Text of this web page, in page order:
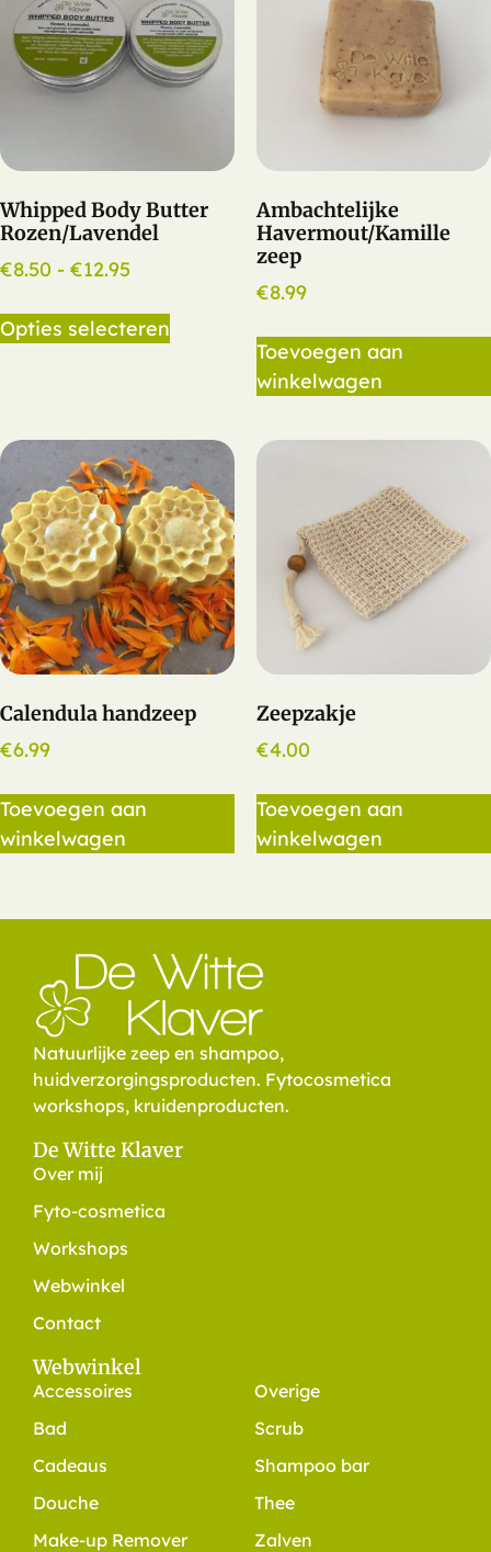
Whipped Body Butter
Rozen/Lavendel
€8.50 - €12.95
Opties selecteren
Ambachtelijke
Havermout/Kamille
zeep
€8.99
Toevoegen aan
winkelwagen
Calendula handzeep
€6.99
Toevoegen aan
winkelwagen
Zeepzakje
€4.00
Toevoegen aan
winkelwagen
Natuurlijke zeep en shampoo,
huidverzorgingsproducten. Fytocosmetica
workshops, kruidenproducten.
De Witte Klaver
Over mij
Fyto-cosmetica
Workshops
Webwinkel
Contact
Webwinkel
Accessoires
Bad
Cadeaus
Douche
Make-up Remover
Overige
Scrub
Shampoo bar
Thee
Zalven